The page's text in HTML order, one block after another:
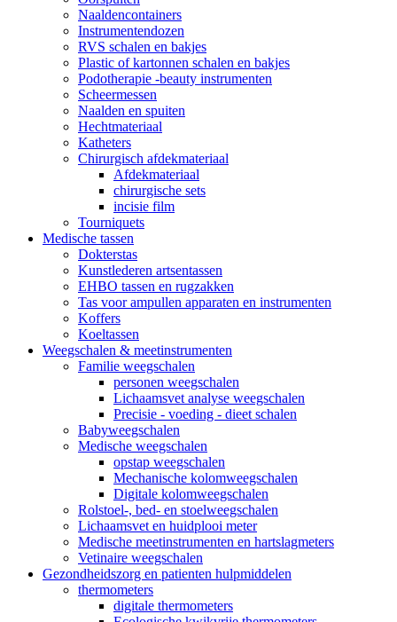
Naaldencontainers
Instrumentendozen
RVS schalen en bakjes
Plastic of kartonnen schalen en bakjes
Podotherapie -beauty instrumenten
Scheermessen
Naalden en spuiten
Hechtmateriaal
Katheters
Chirurgisch afdekmateriaal
Afdekmateriaal
chirurgische sets
incisie film
Tourniquets
Medische tassen
Dokterstas
Kunstlederen artsentassen
EHBO tassen en rugzakken
Tas voor ampullen apparaten en instrumenten
Koffers
Koeltassen
Weegschalen & meetinstrumenten
Familie weegschalen
personen weegschalen
Lichaamsvet analyse weegschalen
Precisie - voeding - dieet schalen
Babyweegschalen
Medische weegschalen
opstap weegschalen
Mechanische kolomweegschalen
Digitale kolomweegschalen
Rolstoel-, bed- en stoelweegschalen
Lichaamsvet en huidplooi meter
Medische meetinstrumenten en hartslagmeters
Vetinaire weegschalen
Gezondheidszorg en patienten hulpmiddelen
thermometers
digitale thermometers